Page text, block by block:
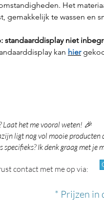
Het
gemakkelijk te wassen en
standaarddisplay niet
kan hier
Laat het me vooral weten! 🎉
ligt nog vol mooie producten
specifieks? Ik denk graag met je
contact met me op via:
* Prijzen in